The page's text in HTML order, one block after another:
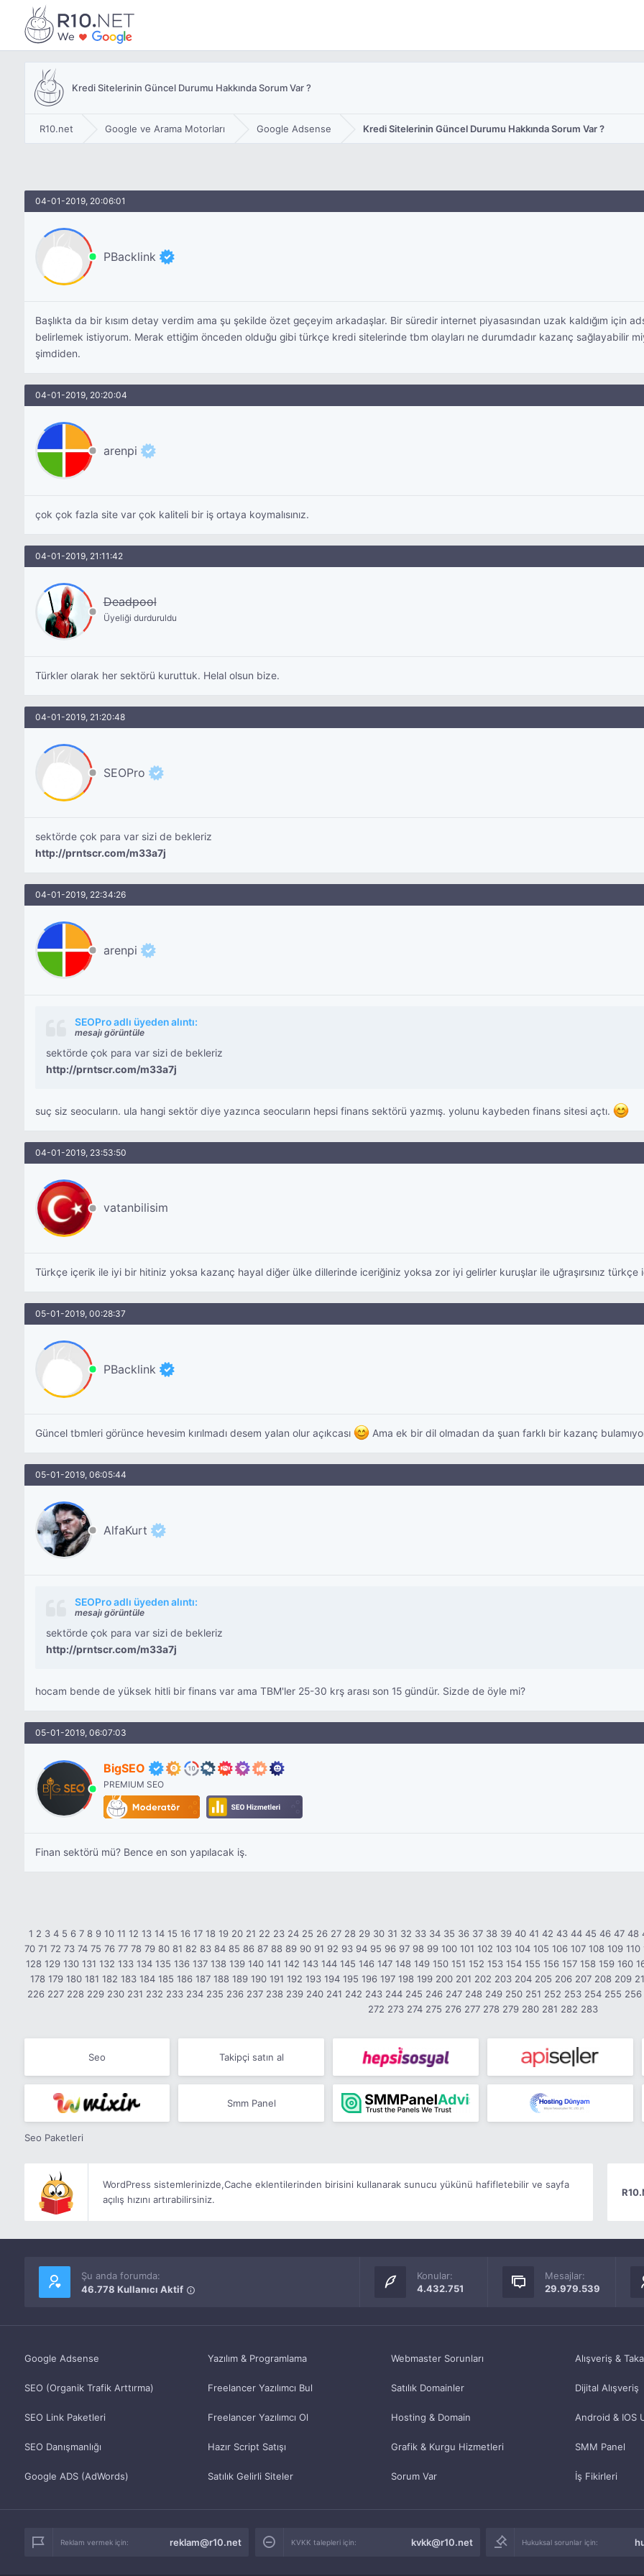
Kredi Sitelerinin Güncel Durumu Hakkında Sorum Var ?
R10.net Google ve Arama Motorları Google Adsense Kredi Sitelerinin Güncel Durumu Hakkında Sorum Var ?
04-01-2019, 20:06:01
PBacklink
Başlıkta da bir kısım detay verdim ama şu şekilde özet geçeyim arkadaşlar. Bir süredir internet piyasasından uzak kaldığım için
belirlemek istiyorum. Merak ettiğim önceden olduğu gibi türkçe kredi sitelerinde tbm olayları ne durumdadır kazanç sağlayabilir
şimdiden.
04-01-2019, 20:20:04
arenpi
çok çok fazla site var çok kaliteli bir iş ortaya koymalısınız.
04-01-2019, 21:11:42
Deadpool
Üyeliği durduruldu
Türkler olarak her sektörü kuruttuk. Helal olsun bize.
04-01-2019, 21:20:48
SEOPro
sektörde çok para var sizi de bekleriz
http://prntscr.com/m33a7j
04-01-2019, 22:34:26
arenpi
SEOPro adlı üyeden alıntı:
mesajı görüntüle
sektörde çok para var sizi de bekleriz
http://prntscr.com/m33a7j
suç siz seocuların. ula hangi sektör diye yazınca seocuların hepsi finans sektörü yazmış. yolunu kaybeden finans sitesi açtı.
04-01-2019, 23:53:50
vatanbilisim
Türkçe içerik ile iyi bir hitiniz yoksa kazanç hayal diğer ülke dillerinde iceriğiniz yoksa zor iyi gelirler kuruşlar ile uğraşırsınız türkçe
05-01-2019, 00:28:37
PBacklink
Güncel tbmleri görünce hevesim kırılmadı desem yalan olur açıkcası Ama ek bir dil olmadan da şuan farklı bir kazanç
05-01-2019, 06:05:44
AlfaKurt
SEOPro adlı üyeden alıntı:
mesajı görüntüle
sektörde çok para var sizi de bekleriz
http://prntscr.com/m33a7j
hocam bende de yüksek hitli bir finans var ama TBM'ler 25-30 krş arası son 15 gündür. Sizde de öyle mi?
05-01-2019, 06:07:03
BigSEO
PREMIUM SEO
Finan sektörü mü? Bence en son yapılacak iş.
1 2 3 4 5 6 7 8 9 10 11 12 13 14 15 16 17 18 19 20 21 22 23 24 25 26 27 28 29 30 31 32 33 34 35 36 37 38 39 40 41 42 43 44 45 46 47 48
70 71 72 73 74 75 76 77 78 79 80 81 82 83 84 85 86 87 88 89 90 91 92 93 94 95 96 97 98 99 100 101 102 103 104 105 106 107 108 109 110
128 129 130 131 132 133 134 135 136 137 138 139 140 141 142 143 144 145 146 147 148 149 150 151 152 153 154 155 156 157 158 159 160
178 179 180 181 182 183 184 185 186 187 188 189 190 191 192 193 194 195 196 197 198 199 200 201 202 203 204 205 206 207 208 209
226 227 228 229 230 231 232 233 234 235 236 237 238 239 240 241 242 243 244 245 246 247 248 249 250 251 252 253 254 255 256
272 273 274 275 276 277 278 279 280 281 282 283
Seo Takipçi satın al
Smm Panel
Seo Paketleri
WordPress sistemlerinizde,Cache eklentilerinden birisini kullanarak sunucu yükünü hafifletebilir ve sayfa
açılış hızını artırabilirsiniz.
Şu anda forumda:
46.778 Kullanıcı Aktif
Konular:
4.432.751
Mesajlar:
29.979.539
Google Adsense
SEO (Organik Trafik Arttırma)
SEO Link Paketleri
SEO Danışmanlığı
Google ADS (AdWords)
Yazılım & Programlama
Freelancer Yazılımcı Bul
Freelancer Yazılımcı Ol
Hazır Script Satışı
Satılık Gelirli Siteler
Webmaster Sorunları
Satılık Domainler
Hosting & Domain
Grafik & Kurgu Hizmetleri
Sorum Var
Alışveriş &
Dijital Alışveriş
Android & IOS
SMM Panel
İş Fikirleri
Reklam vermek için: reklam@r10.net KVKK talepleri için: kvkk@r10.net Hukuksal sorunlar için: